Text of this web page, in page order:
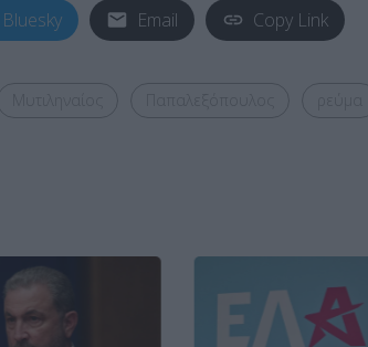
Bluesky Email Copy Link